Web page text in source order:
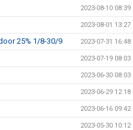
2023-08-10 08:39
2023-08-01 13:27
25% 1/8-30/9 2023-07-31 16:48
2023-07-19 08:03
2023-06-30 08:03
2023-06-29 12:18
2023-06-16 09:42
2023-05-30 10:12